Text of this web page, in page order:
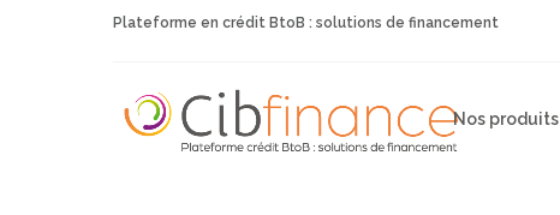
Plateforme en crédit BtoB : solutions de financement
Nos produits